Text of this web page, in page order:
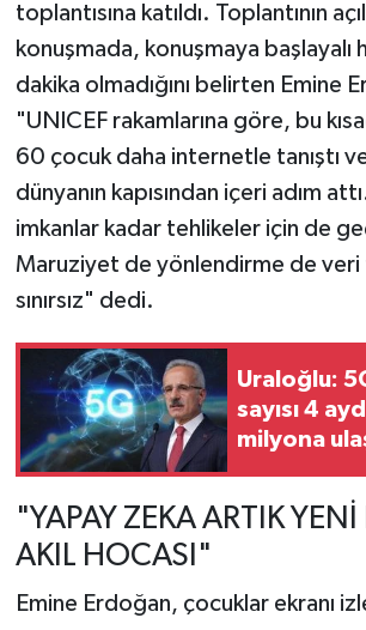
toplantısına katıldı. Toplantının
konuşmada, konuşmaya başlayalı
dakika olmadığını belirten Emine
"UNICEF rakamlarına göre, bu
60 çocuk daha internetle tanıştı ve
dünyanın kapısından içeri adım attı.
imkanlar kadar tehlikeler için de
Maruziyet de yönlendirme de veri
sınırsız" dedi.
Uraloğlu:
sayısı 4
milyona
"YAPAY ZEKA ARTIK YENİ
AKIL HOCASI"
Emine Erdoğan, çocuklar ekranı